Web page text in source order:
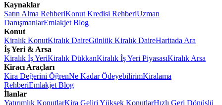
Kaynaklar
Satın Alma RehberiKonut Kredisi RehberiUzman
DanışmanlarEmlakjet Blog
Konut
Kiralık KonutKiralık DaireGünlük Kiralık DaireHaritada Ara
İş Yeri & Arsa
Kiralık İş YeriKiralık DükkanKiralık İş Yeri PiyasasıKiralık Arsa
Kiracı Araçları
Kira Değerini ÖğrenNe Kadar ÖdeyebilirimKiralama
RehberiEmlakjet Blog
İlanlar
Yatırımlık KonutlarKira Geliri Yüksek KonutlarHızlı Geri Dönüşlü